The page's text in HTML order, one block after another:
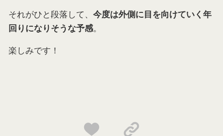
それがひと段落して、 今度は外側に目を向けていく年
回りになりそうな予感。
楽しみです！